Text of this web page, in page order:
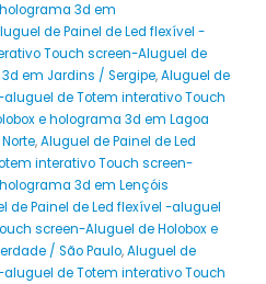
3d em
de Painel de Led flexível -
Touch screen-Aluguel de
em Jardins / Sergipe,Aluguel de
aluguel de Totem interativo Touch
e holograma 3d em Lagoa
,Aluguel de Painel de Led
interativo Touch screen-
3d em Lençóis
de Painel de Led flexível -aluguel
screen-Aluguel de Holobox e
/ São Paulo,Aluguel de
aluguel de Totem interativo Touch